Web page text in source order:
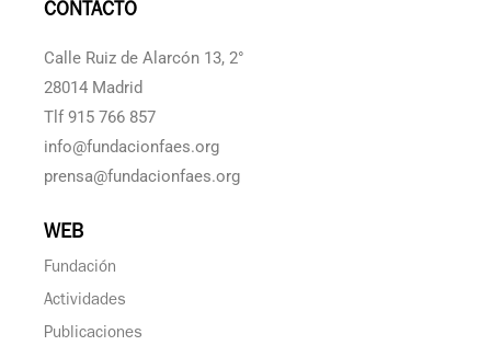
CONTACTO
Calle Ruiz de Alarcón 13, 2°
28014 Madrid
Tlf 915 766 857
info@fundacionfaes.org
prensa@fundacionfaes.org
WEB
Fundación
Actividades
Publicaciones